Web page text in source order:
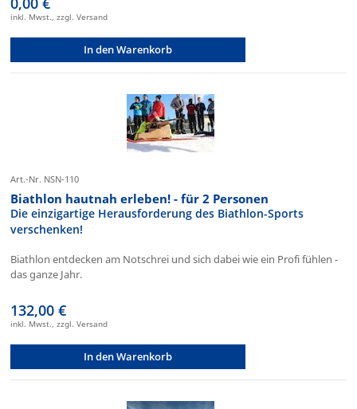
inkl. Mwst., zzgl. Versand
In den Warenkorb
Art.-Nr. NSN-110
Biathlon hautnah erleben! - für 2 Personen
Die einzigartige Herausforderung des Biathlon-Sports
verschenken!
Biathlon entdecken am Notschrei und sich dabei wie ein Profi fühlen -
das ganze Jahr.
132,00 €
inkl. Mwst., zzgl. Versand
In den Warenkorb